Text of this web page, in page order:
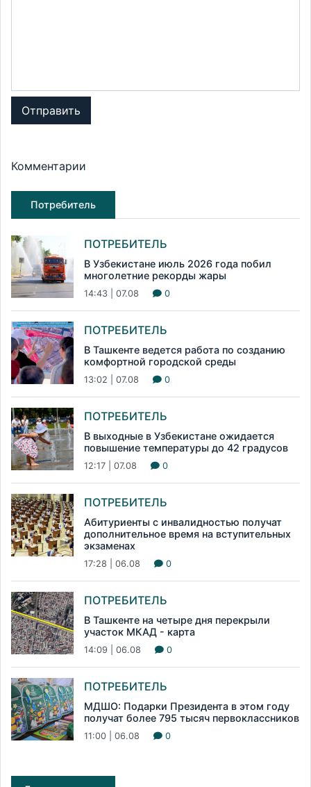
Отправить
Комментарии
Потребитель
ПОТРЕБИТЕЛЬ
В Узбекистане июль 2026 года побил
многолетние рекорды жары
14:43 | 07.08 0
ПОТРЕБИТЕЛЬ
В Ташкенте ведется работа по созданию
комфортной городской среды
13:02 | 07.08 0
ПОТРЕБИТЕЛЬ
В выходные в Узбекистане ожидается
повышение температуры до 42 градусов
12:17 | 07.08 0
ПОТРЕБИТЕЛЬ
Абитуриенты с инвалидностью получат
дополнительное время на вступительных
экзаменах
17:28 | 06.08 0
ПОТРЕБИТЕЛЬ
В Ташкенте на четыре дня перекрыли
участок МКАД - карта
14:09 | 06.08 0
ПОТРЕБИТЕЛЬ
МДШО: Подарки Президента в этом году
получат более 795 тысяч первоклассников
11:00 | 06.08 0